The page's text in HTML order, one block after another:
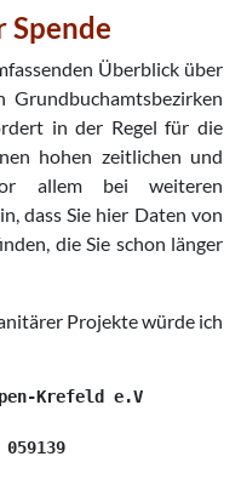
Spende
Überblick über
Grundbuchamtsbezirken
in der Regel für die
hohen zeitlichen und
allem bei weiteren
dass Sie hier Daten von
die Sie schon länger
Projekte würde ich
Krefeld e.V
059139